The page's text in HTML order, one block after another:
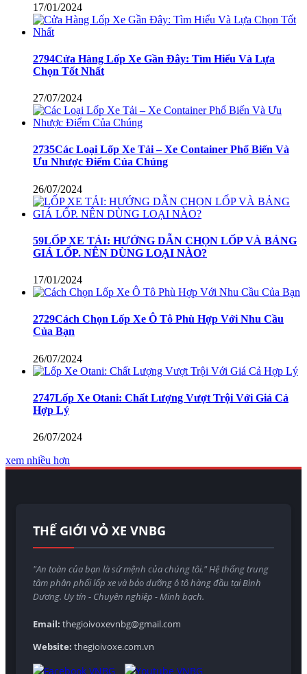
17/01/2024
2794Cửa Hàng Lốp Xe Gần Đây: Tìm Hiểu Và Lựa
Chọn Tốt Nhất
27/07/2024
2735Các Loại Lốp Xe Tải – Xe Container Phổ Biến Và
Ưu Nhược Điểm Của Chúng
26/07/2024
59LỐP XE TẢI: HƯỚNG DẪN CHỌN LỐP VÀ BẢNG
GIÁ LỐP. NÊN DÙNG LOẠI NÀO?
17/01/2024
2729Cách Chọn Lốp Xe Ô Tô Phù Hợp Với Nhu Cầu
Của Bạn
26/07/2024
2747Lốp Xe Otani: Chất Lượng Vượt Trội Với Giá Cả
Hợp Lý
26/07/2024
xem nhiều hơn
THẾ GIỚI VỎ XE VNBG
"An toàn của bạn là sứ mệnh của chúng tôi." Hệ thống trung
tâm phân phối lốp xe và bảo dưỡng ô tô hàng đầu tại Bình
Dương. Uy tín - Chuyên nghiệp - Minh bạch.
Email: thegioivoxevnbg@gmail.com
Website: thegioivoxe.com.vn